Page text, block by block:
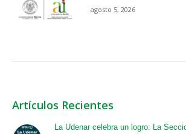
agosto 5, 2026
Artículos Recientes
La Udenar celebra un logro: La